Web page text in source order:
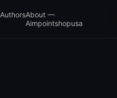
AuthorsAbout —
Aimpointshopusa